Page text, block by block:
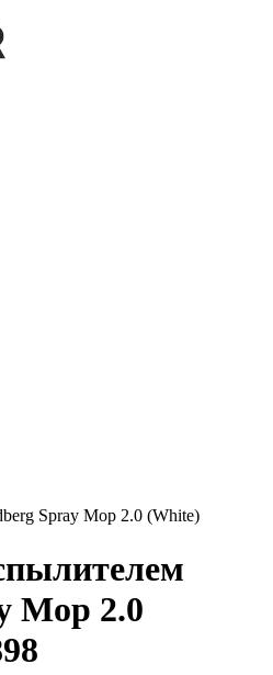
Spray Mop 2.0 (White)
Mop 2.0